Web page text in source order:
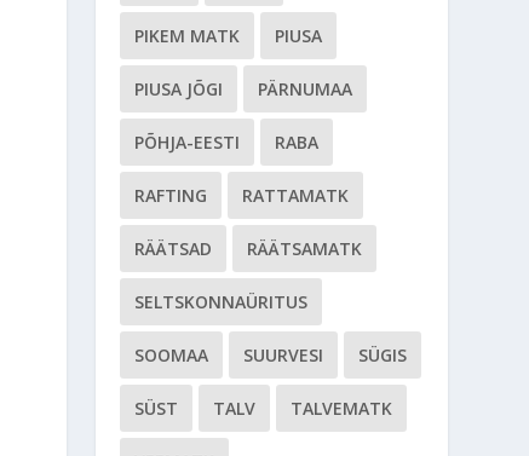
PIKEM MATK PIUSA
PIUSA JÕGI PÄRNUMAA
PÕHJA-EESTI RABA
RAFTING RATTAMATK
RÄÄTSAD RÄÄTSAMATK
SELTSKONNAÜRITUS
SOOMAA SUURVESI SÜGIS
SÜST TALV TALVEMATK